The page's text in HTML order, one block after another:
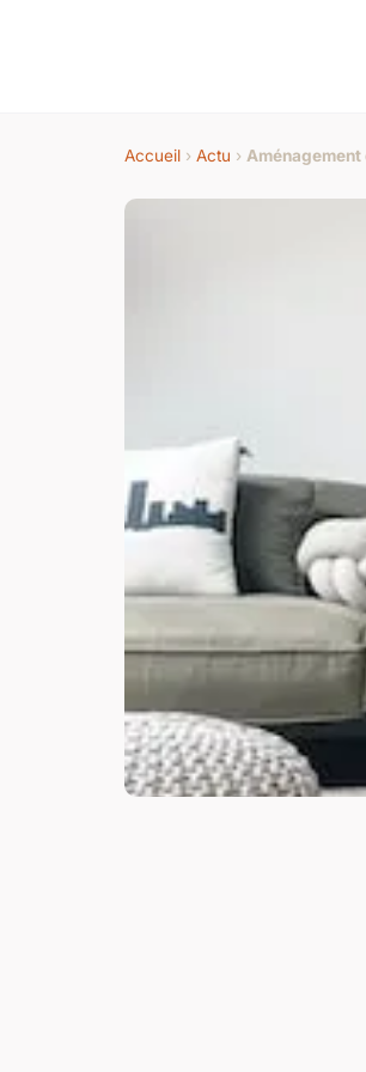
Accueil › Actu ›